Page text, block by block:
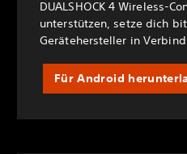
DUALSHOCK 4 Wireless-
unterstützen, setze dich
Gerätehersteller in
Für Android